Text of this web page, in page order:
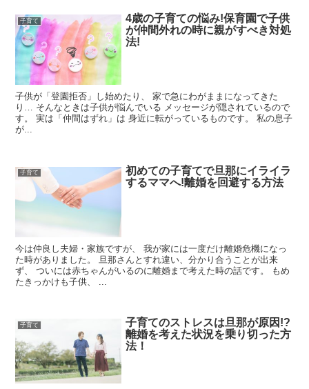
子育て
4歳の子育ての悩み!保育園で子供
が仲間外れの時に親がすべき対処
法!
子供が「登園拒否」し始めたり、 家で急にわがままになってきた
り… そんなときは子供が悩んでいる メッセージが隠されているので
す。 実は「仲間はずれ」は 身近に転がっているものです。 私の息子
が...
子育て
初めての子育てで旦那にイライラ
するママへ!離婚を回避する方法
今は仲良し夫婦・家族ですが、 我が家には一度だけ離婚危機になっ
た時がありました。 旦那さんとすれ違い、分かり合うことが出来
ず、 ついには赤ちゃんがいるのに離婚まで考えた時の話です。 もめ
たきっかけも子供、 ...
子育て
子育てのストレスは旦那が原因!?
離婚を考えた状況を乗り切った方
法！